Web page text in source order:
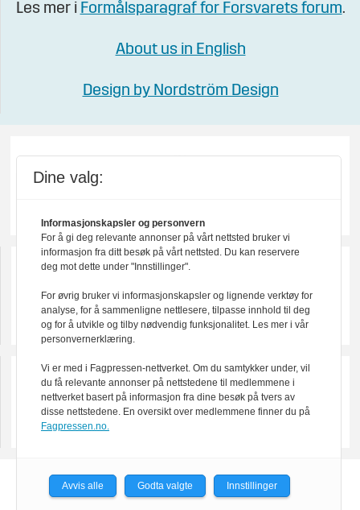
Les mer i Formålsparagraf for Forsvarets forum.
About us in English
Design by Nordström Design
Powered by Labrador CMS
Dine valg:
Informasjonskapsler og personvern
For å gi deg relevante annonser på vårt nettsted bruker vi
informasjon fra ditt besøk på vårt nettsted. Du kan reservere
deg mot dette under "Innstillinger".
For øvrig bruker vi informasjonskapsler og lignende verktøy for
analyse, for å sammenligne nettlesere, tilpasse innhold til deg
og for å utvikle og tilby nødvendig funksjonalitet. Les mer i vår
personvernerklæring.
Vi er med i Fagpressen-nettverket. Om du samtykker under, vil
du få relevante annonser på nettstedene til medlemmene i
nettverket basert på informasjon fra dine besøk på tvers av
disse nettstedene. En oversikt over medlemmene finner du på
Fagpressen.no.
Avvis alle Godta valgte Innstillinger